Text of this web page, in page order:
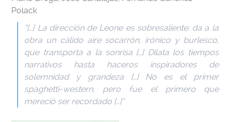
Polack
“[…] La dirección de Leone es sobresaliente: da a la
obra un cálido aire socarrón, irónico y burlesco,
que transporta a la sonrisa […] Dilata los tiempos
narrativos hasta haceros inspiradores de
solemnidad y grandeza […] No es el primer
spaghetti-western, pero fue el primero que
mereció ser recordado […]”